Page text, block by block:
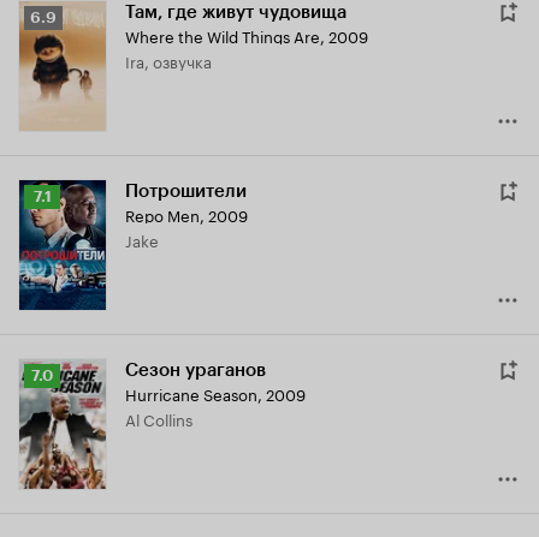
Рейтинг
Кинопоиска
6.9
6.9 Там, где живут чудовища
Where the Wild Things Are, 2009
Ira, озвучка
Рейтинг
Кинопоиска
7.1
7.1 Потрошители
Repo Men, 2009
Jake
Рейтинг
Кинопоиска
7.0
7.0 Сезон ураганов
Hurricane Season, 2009
Al Collins